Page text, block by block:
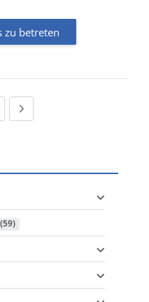
zu betreten
(current)Next page
(59)